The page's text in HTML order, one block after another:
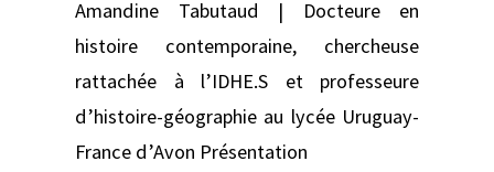
Amandine Tabutaud | Docteure en
histoire contemporaine, chercheuse
rattachée à l’IDHE.S et professeure
d’histoire-géographie au lycée Uruguay-
France d’Avon Présentation